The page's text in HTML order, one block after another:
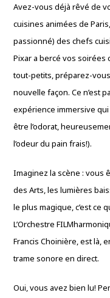
Avez-vous déjà rêvé de
cuisines animées de
passionné) des chefs
Pixar a bercé vos soirées
tout-petits, préparez-
nouvelle façon. Ce n’est
expérience immersive
être l’odorat,
l’odeur du pain frais!).
Imaginez la scène : vous
des Arts, les lumières
le plus magique, c’est ce
L’Orchestre
Francis Choinière, est là,
trame sonore en direct.
Oui, vous avez bien lu!